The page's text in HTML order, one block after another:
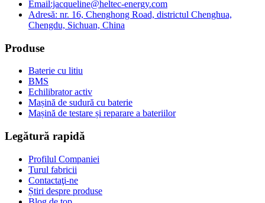
Email:jacqueline@heltec-energy.com
Adresă: nr. 16, Chenghong Road, districtul Chenghua,
Chengdu, Sichuan, China
Produse
Baterie cu litiu
BMS
Echilibrator activ
Mașină de sudură cu baterie
Mașină de testare și reparare a bateriilor
Legătură rapidă
Profilul Companiei
Turul fabricii
Contactaţi-ne
Știri despre produse